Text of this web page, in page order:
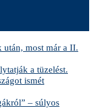
most már a II.
a tüzelést.
ismét
– súlyos